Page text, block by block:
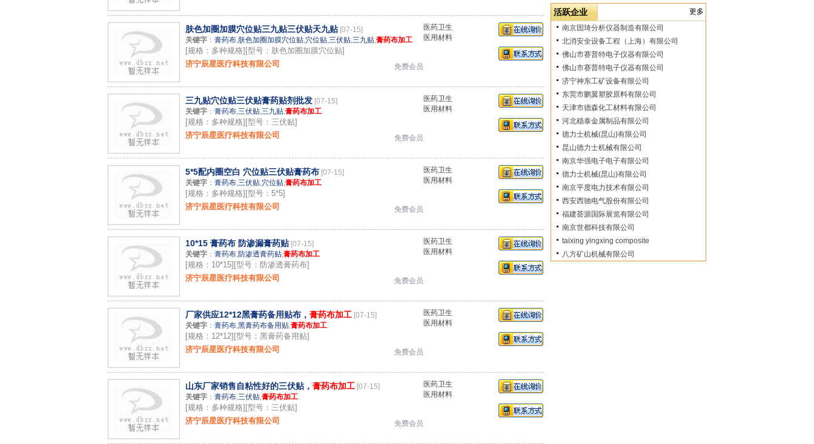
肤色加圈加膜穴位贴三九贴三伏贴天九贴 [07-15]
关键字 ： 膏药布,肤色加圈加膜穴位贴,穴位贴,三伏贴,三九贴,膏药布加工
[规格：多种规格][型号：肤色加圈加膜穴位贴]
济宁辰星医疗科技有限公司
免费会员
医药卫生
医用材料
三九贴穴位贴三伏贴膏药贴剂批发 [07-15]
关键字 ： 膏药布,三伏贴,三九贴,膏药布加工
[规格：多种规格][型号：三伏贴]
济宁辰星医疗科技有限公司
免费会员
医药卫生
医用材料
5*5配内圈空白 穴位贴三伏贴膏药布 [07-15]
关键字 ： 膏药布,三伏贴,穴位贴,膏药布加工
[规格：多种规格][型号：5*5]
济宁辰星医疗科技有限公司
免费会员
医药卫生
医用材料
10*15 膏药布 防渗漏膏药贴 [07-15]
关键字 ： 膏药布,防渗透膏药贴,膏药布加工
[规格：10*15][型号：防渗透膏药布]
济宁辰星医疗科技有限公司
免费会员
医药卫生
医用材料
厂家供应12*12黑膏药备用贴布， 膏药布加工 [07-15]
关键字 ： 膏药布,黑膏药布备用贴,膏药布加工
[规格：12*12][型号：黑膏药备用贴]
济宁辰星医疗科技有限公司
免费会员
医药卫生
医用材料
山东厂家销售自粘性好的三伏贴， 膏药布加工 [07-15]
关键字 ： 膏药布,三伏贴,膏药布加工
[规格：多种规格][型号：三伏贴]
济宁辰星医疗科技有限公司
免费会员
医药卫生
医用材料
活跃企业
更多
南京固琦分析仪器制造有限公司
北消安全设备工程（上海）有限公司
佛山市赛普特电子仪器有限公司
佛山市赛普特电子仪器有限公司
济宁神东工矿设备有限公司
东莞市鹏翼塑胶原料有限公司
天津市德森化工材料有限公司
河北稳泰金属制品有限公司
德力士机械(昆山)有限公司
昆山德力士机械有限公司
南京华强电子电子有限公司
德力士机械(昆山)有限公司
南京平度电力技术有限公司
西安西驰电气股份有限公司
福建荟源国际展览有限公司
南京世都科技有限公司
taixing yingxing composite
八方矿山机械有限公司